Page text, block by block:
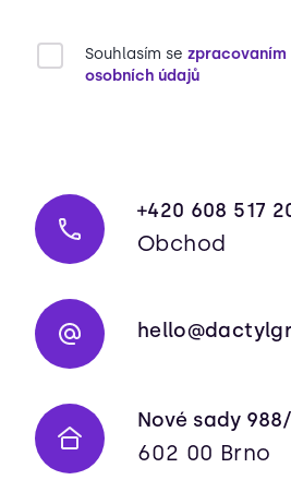
Souhlasím se zpracovaním
osobních údajů
+420 608 517
Obchod
Nové sady
602 00 Brno